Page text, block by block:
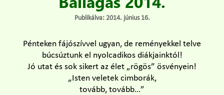
Publikálva: 2014. június 16.
Pénteken fájószívvel ugyan, de reményekkel telve
búcsúztunk el nyolcadikos diákjainktól!
Jó utat és sok sikert az élet „rögös” ösvényein!
„Isten veletek cimborák,
tovább, tovább…”